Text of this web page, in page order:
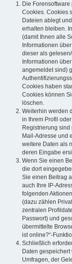
Die
Cookies. Cookies
Dateien ablegt
erhalten bleiben.
(damit Ihnen alle
Informationen
dieser als
Informationen
angemeldet sind)
Cookies haben
Cookies können
löschen.
Weiterhin werden
in Ihrem Profil
Registrierung
Mail-Adresse und
weitere Daten als
deren Eingabe
Wenn Sie einen
die dort
Sie einen Beitrag
auch Ihre IP-
folgenden
(dazu zählen
zentralen
Passwort) und
übermittelte
ist online?“-
Schließlich
Daten
Umfragen, der